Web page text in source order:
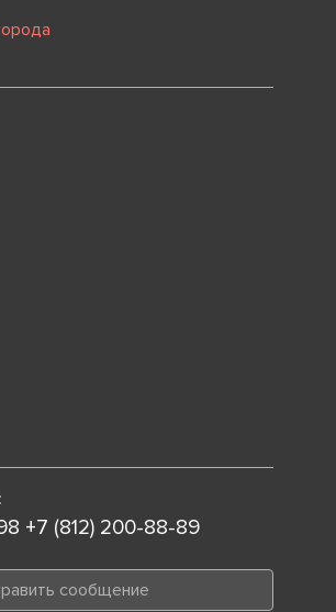
+7 (812) 200-88-89
сообщение